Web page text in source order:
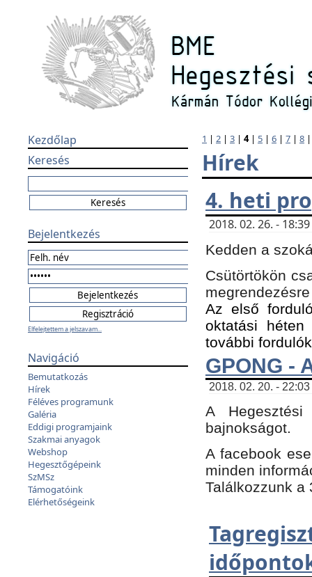
Kezdőlap
Keresés
Bejelentkezés
Elfelejtettem a jelszavam...
Navigáció
Bemutatkozás
Hírek
Féléves programunk
Galéria
Eddigi programjaink
Szakmai anyagok
Webshop
Hegesztőgépeink
SzMSz
Támogatóink
Elérhetőségeink
1 | 2 | 3 | 4| 5 | 6 | 7 | 8
Hírek
4. heti
2018. 02. 26. -
Kedden a
Csütörtökön
Az első
oktatási
további
GPONG -
2018. 02. 20. -
A
bajnokságot.
A facebook
minden
Találkozzunk a